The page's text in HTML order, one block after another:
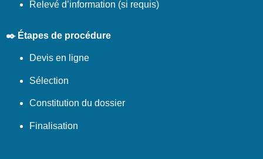
Relevé d’information (si requis)
✒️ Étapes de procédure
Devis en ligne
Sélection
Constitution du dossier
Finalisation